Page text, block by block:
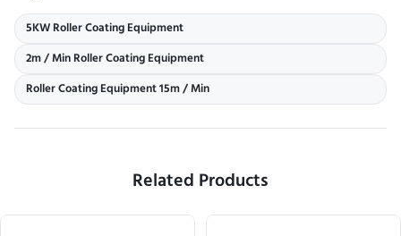
5KW Roller Coating Equipment
2m / Min Roller Coating Equipment
Roller Coating Equipment 15m / Min
Related Products